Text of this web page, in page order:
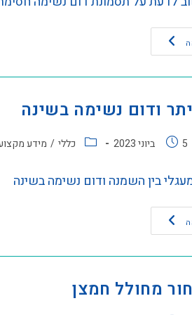
ודום נשימה בשינה
5 ביוני 2023 כללי / מידע
בין השמנה ודום נשימה בשינה
מחולל חמצן